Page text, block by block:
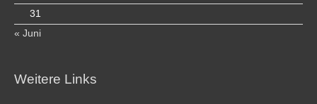
31
« Juni
Weitere Links